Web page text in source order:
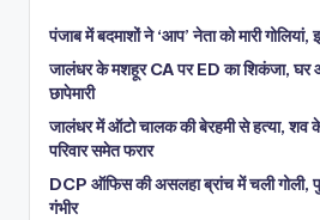
पंजाब में बदमाशों ने ‘आप’ नेता को मारी गोलियां,
जालंधर के मशहूर CA पर ED का शिकंजा,
छापेमारी
जालंधर में ऑटो चालक की बेरहमी से हत्या, शव
परिवार समेत फरार
DCP ऑफिस की असलहा ब्रांच में चली गोली,
गंभीर